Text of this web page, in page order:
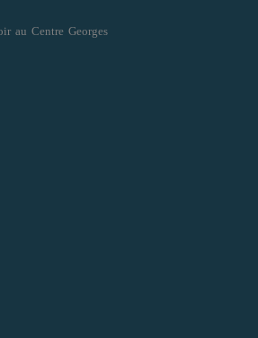
au Centre Georges